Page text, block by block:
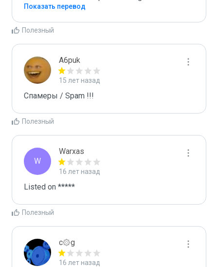
Показать перевод
Полезный
A6puk
15 лет назад
Спамеры / Spam !!!
Полезный
W
Warxas
16 лет назад
Listed on *****
Полезный
c۞g
16 лет назад